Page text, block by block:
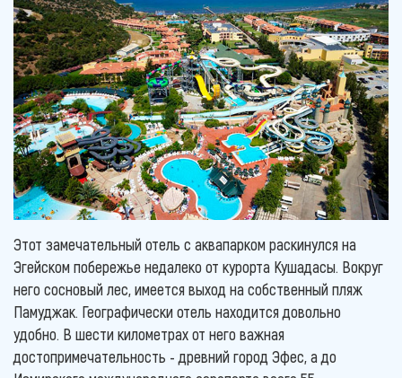
Этот замечательный отель с аквапарком раскинулся на
Эгейском побережье недалеко от курорта Кушадасы. Вокруг
него сосновый лес, имеется выход на собственный пляж
Памуджак. Географически отель находится довольно
удобно. В шести километрах от него важная
достопримечательность - древний город Эфес, а до